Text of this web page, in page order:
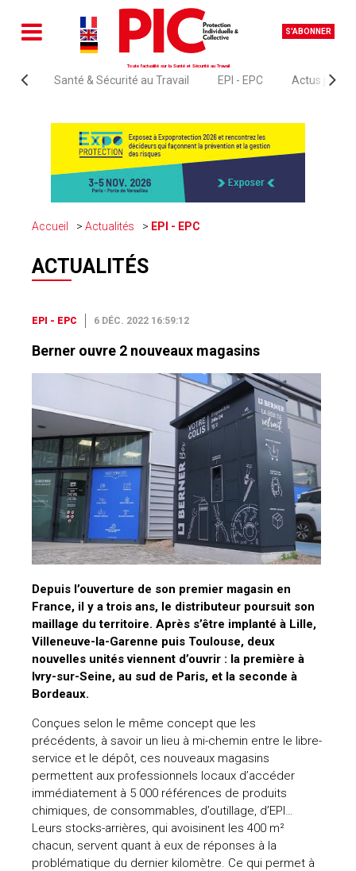
S'ABONNER
Toute l'actualité sur la Santé et Sécurité au Travail
Santé & Sécurité au Travail EPI - EPC Actus
Accueil Actualités EPI - EPC
ACTUALITÉS
EPI - EPC 6 DÉC. 2022 16:59:12
Berner ouvre 2 nouveaux magasins
Depuis l’ouverture de son premier magasin en
France, il y a trois ans, le distributeur poursuit son
maillage du territoire. Après s’être implanté à Lille,
Villeneuve-la-Garenne puis Toulouse, deux
nouvelles unités viennent d’ouvrir : la première à
Ivry-sur-Seine, au sud de Paris, et la seconde à
Bordeaux.
Conçues selon le même concept que les
précédents, à savoir un lieu à mi-chemin entre le libre-
service et le dépôt, ces nouveaux magasins
permettent aux professionnels locaux d’accéder
immédiatement à 5 000 références de produits
chimiques, de consommables, d’outillage, d’EPI…
Leurs stocks-arrières, qui avoisinent les 400 m²
chacun, servent quant à eux de réponses à la
problématique du dernier kilomètre. Ce qui permet à